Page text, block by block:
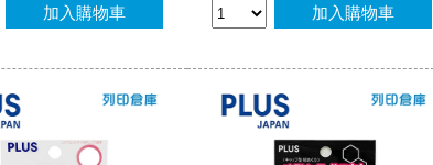
加入購物車 加入購物車